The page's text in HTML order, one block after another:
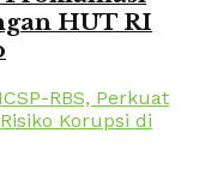
HUT RI